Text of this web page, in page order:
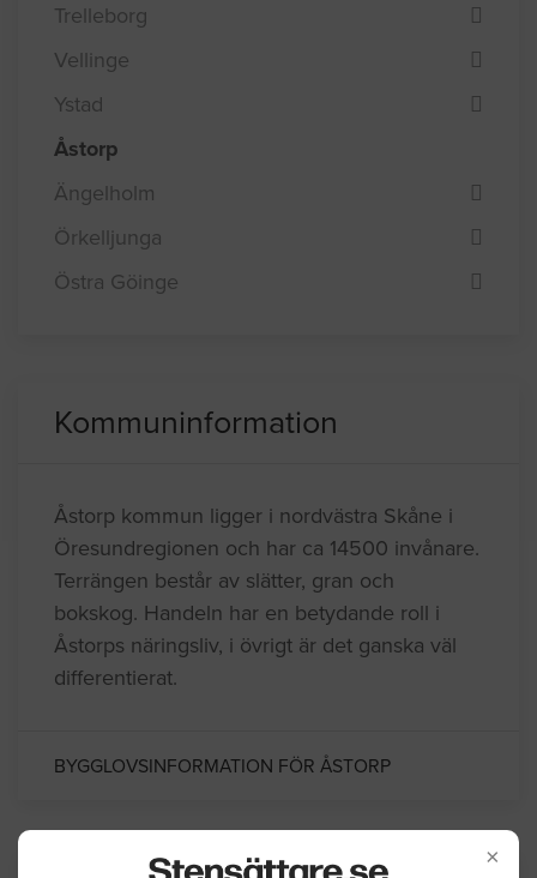
×
Trelleborg
Vellinge
Ystad
Åstorp
Ängelholm
Örkelljunga
Östra Göinge
Kommuninformation
Åstorp kommun ligger i nordvästra Skåne i
Öresundregionen och har ca 14500 invånare.
Terrängen består av slätter, gran och
bokskog. Handeln har en betydande roll i
Åstorps näringsliv, i övrigt är det ganska väl
differentierat.
BYGGLOVSINFORMATION FÖR ÅSTORP